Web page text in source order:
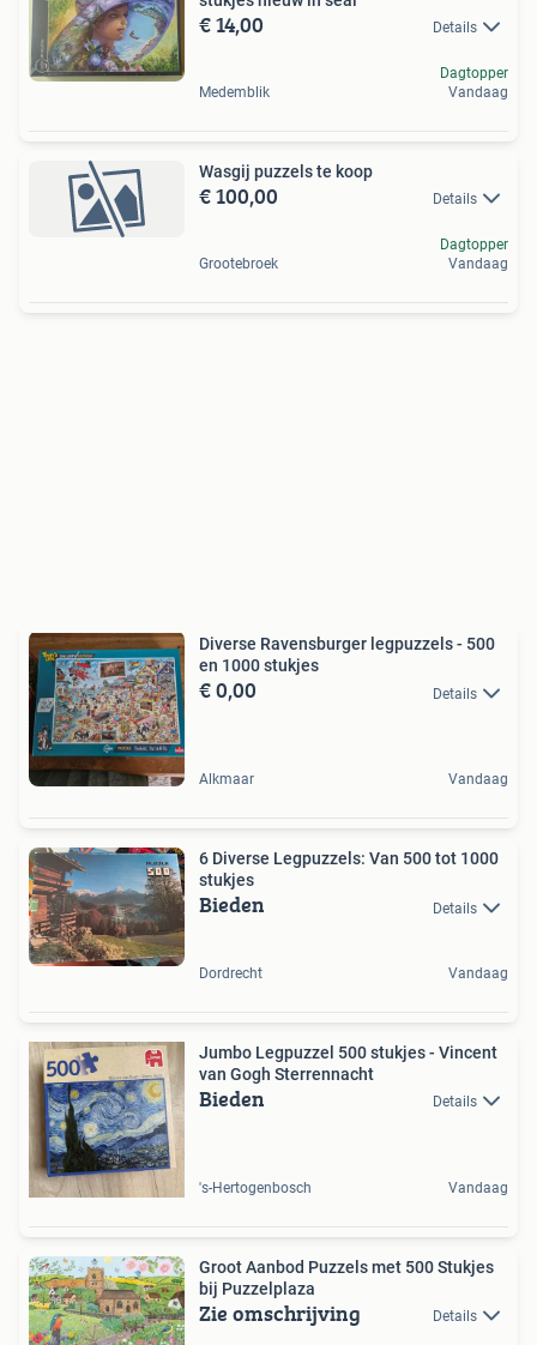
€ 14,00 Details
Medemblik
Dagtopper
Vandaag
Wasgij puzzels te koop
€ 100,00 Details
Grootebroek
Dagtopper
Vandaag
Diverse Ravensburger legpuzzels - 500
en 1000 stukjes
€ 0,00 Details
Alkmaar Vandaag
6 Diverse Legpuzzels: Van 500 tot 1000
stukjes
Bieden Details
Dordrecht Vandaag
Jumbo Legpuzzel 500 stukjes - Vincent
van Gogh Sterrennacht
Bieden Details
's-Hertogenbosch Vandaag
Groot Aanbod Puzzels met 500 Stukjes
bij Puzzelplaza
Zie omschrijving Details